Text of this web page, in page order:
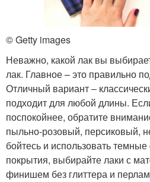
© Getty images
Неважно, какой лак вы
лак. Главное – это правильно
Отличный вариант ‒
подходит для любой длины.
поспокойнее, обратите
пыльно-розовый, персиковый,
бойтесь и использовать темные
покрытия, выбирайте лаки с
финишем без глиттера и